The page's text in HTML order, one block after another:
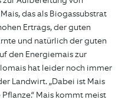
das als Biogassubstrat
Ertrags, der guten
und natürlich der guten
den Energiemais zur
hat leider noch immer
Landwirt. „Dabei ist Mais
Mais kommt meist